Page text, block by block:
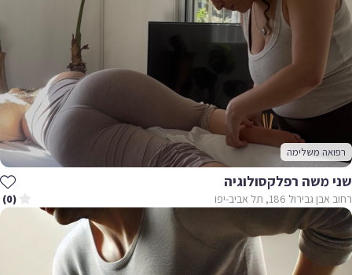
רפואה משלימה
שני משה רפלקסולוגיה
רחוב אבן גבירול 186, תל אביב-יפו (0)